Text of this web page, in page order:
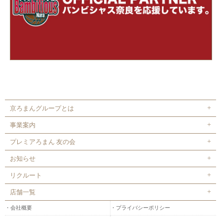
京ろまんグループとは
事業案内
プレミアろまん 友の会
お知らせ
リクルート
店舗一覧
会社概要 プライバシーポリシー